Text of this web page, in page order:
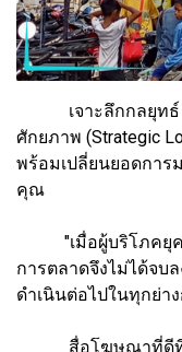
เจาะลึกกลยุทธ์ "ป้
ศักยภาพ (Strategic
พร้อมเปลี่ยนยอดการ
คุณ
"เมื่อผู้บริโภคยุคใ
การตลาดจึงไม่ได้จบ
ดำเนินต่อไปในทุกย่า
สื่อโฆษณาที่ดีที่สุด